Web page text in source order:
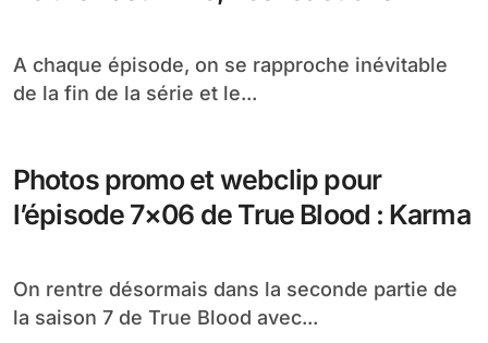
A chaque épisode, on se rapproche inévitable
de la fin de la série et le...
Photos promo et webclip pour
l’épisode 7×06 de True Blood : Karma
On rentre désormais dans la seconde partie de
la saison 7 de True Blood avec...